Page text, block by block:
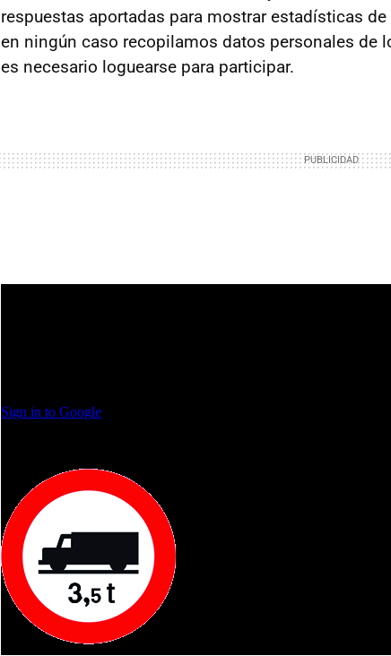
respuestas aportadas para mostrar estadísticas
en ningún caso recopilamos datos personales de
es necesario loguearse para participar.